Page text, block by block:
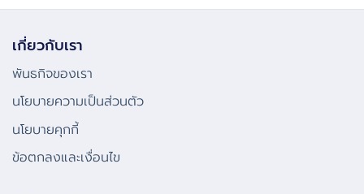
เกี่ยวกับเรา
พันธกิจของเรา
นโยบายความเป็นส่วนตัว
นโยบายคุกกี้
ข้อตกลงและเงื่อนไข